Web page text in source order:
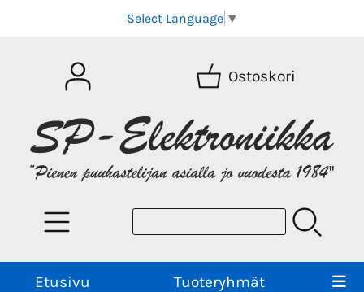
Select Language ▼
Ostoskori
Etusivu Tuoteryhmät